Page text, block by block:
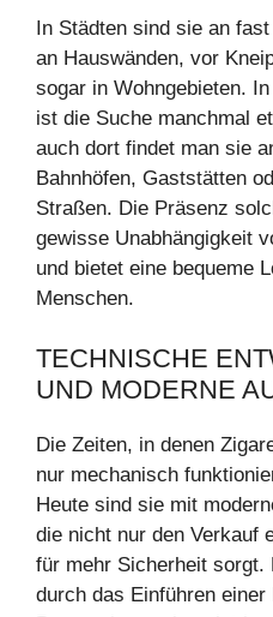
In Städten sind sie an
an Hauswänden, vor
sogar in Wohngebieten.
ist die Suche manchmal
auch dort findet man sie
Bahnhöfen, Gaststätten
Straßen. Die Präsenz
gewisse Unabhängigkeit
und bietet eine bequeme
Menschen.
TECHNISCHE
UND MODERNE
Die Zeiten, in denen
nur mechanisch
Heute sind sie mit
die nicht nur den Verkauf
für mehr Sicherheit sorgt.
durch das Einführen